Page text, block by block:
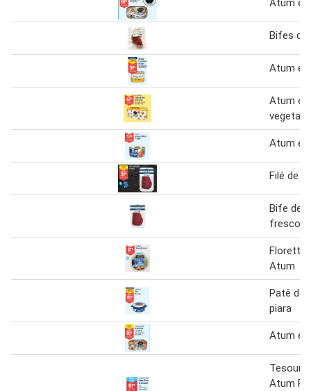
Bifes de
Atum
Atum
vegetal
Atum
Filé de
Bife de
fresco
Florette
Atum
Patê de
piara
Atum
Atum